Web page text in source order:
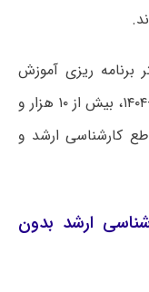
برنامه ریزی آموزش
عالی، اعلام کرد که در سال تحصیلی ۱۴۰۳-۱۴۰۴، بیش از ۱۰ هزار و
کارشناسی ارشد و
کارشناسی ارشد بدون